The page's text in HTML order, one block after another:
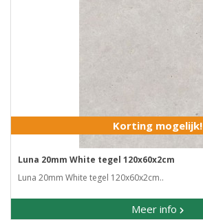
Korting mogelijk!
Luna 20mm White tegel 120x60x2cm
Luna 20mm White tegel 120x60x2cm..
Meer info